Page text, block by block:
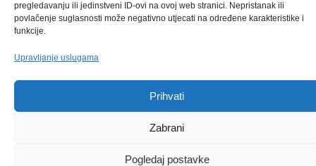
pregledavanju ili jedinstveni ID-ovi na ovoj web stranici. Nepristanak ili
povlačenje suglasnosti može negativno utjecati na određene karakteristike i
funkcije.
Upravljanje uslugama
Prihvati
Zabrani
Pogledaj postavke